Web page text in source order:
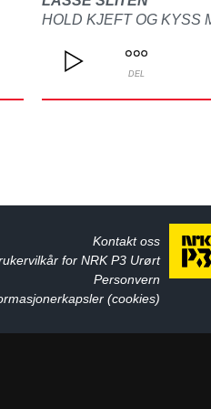
HOLD KJEFT OG KYSS
DEL
Kontakt oss
for NRK P3 Urørt
Personvern
(cookies)